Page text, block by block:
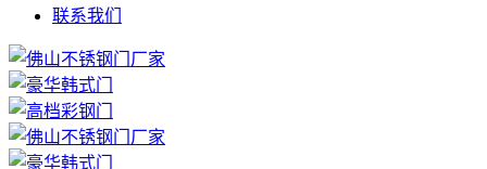
联系我们